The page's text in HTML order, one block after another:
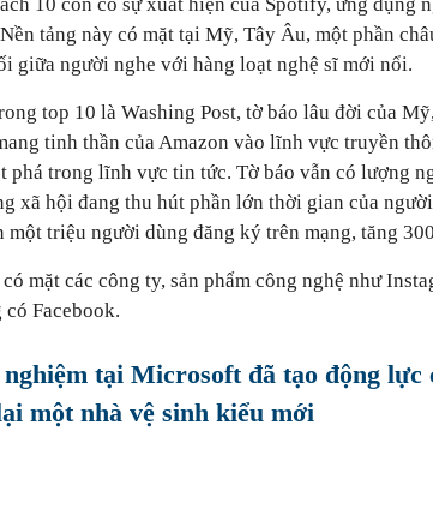
tảng này có mặt tại Mỹ, Tây Âu, một phần
giữa người nghe với hàng loạt nghệ sĩ mới nổi.
top 10 là Washing Post, tờ báo lâu đời của
tinh thần của Amazon vào lĩnh vực truyền
phá trong lĩnh vực tin tức. Tờ báo vẫn có lượng
xã hội đang thu hút phần lớn thời gian của
một triệu người dùng đăng ký trên mạng, tăng
mặt các công ty, sản phẩm công nghệ như
Facebook.
tại Microsoft đã tạo động lực
một nhà vệ sinh kiểu mới